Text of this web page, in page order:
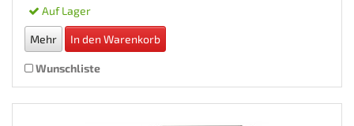
Auf Lager
Mehr In den Warenkorb
Wunschliste